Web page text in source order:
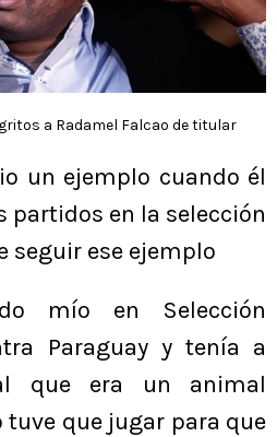
a Radamel Falcao de titular
un ejemplo cuando él
en la selección
seguir ese ejemplo
mío en Selección
Paraguay y tenía a
que era un animal
tuve que jugar para que